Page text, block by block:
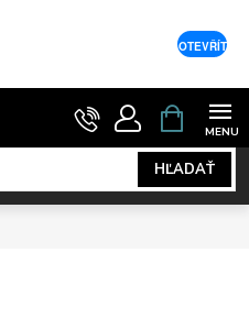
HĽADAŤ
NÁKUPNÝ
KOŠÍK
OTEVŘÍT